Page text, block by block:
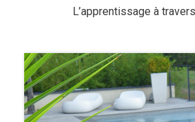
L’apprentissage à